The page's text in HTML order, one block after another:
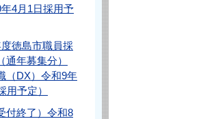
年4月1日採用予
徳島市職員採
通年募集分）
（DX）令和9年
用予定）
付終了）令和8